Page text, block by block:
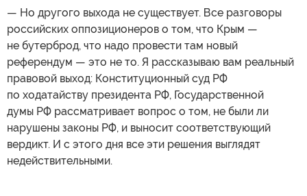
— Но другого выхода не существует. Все разговоры
российских оппозиционеров о том, что Крым —
не бутерброд, что надо провести там новый
референдум — это не то. Я рассказываю вам реальный
правовой выход: Конституционный суд РФ
по ходатайству президента РФ, Государственной
думы РФ рассматривает вопрос о том, не были ли
нарушены законы РФ, и выносит соответствующий
вердикт. И с этого дня все эти решения выглядят
недействительными.